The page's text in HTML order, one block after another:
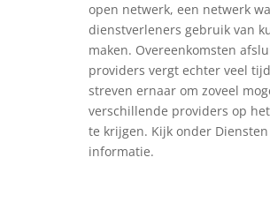
open netwerk, een netwerk
dienstverleners gebruik van
maken. Overeenkomsten
providers vergt echter veel
streven ernaar om zoveel
verschillende providers op
te krijgen. Kijk onder
informatie.